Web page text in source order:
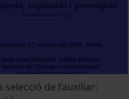
de l’auxiliar: